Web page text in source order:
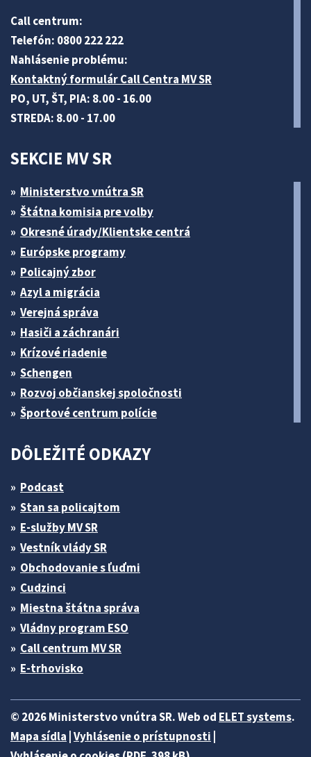
Call centrum:
Telefón: 0800 222 222
Nahlásenie problému:
Kontaktný formulár Call Centra MV SR
PO, UT, ŠT, PIA: 8.00 - 16.00
STREDA: 8.00 - 17.00
SEKCIE MV SR
Ministerstvo vnútra SR
Štátna komisia pre volby
Okresné úrady/Klientske centrá
Európske programy
Policajný zbor
Azyl a migrácia
Verejná správa
Hasiči a záchranári
Krízové riadenie
Schengen
Rozvoj občianskej spoločnosti
Športové centrum polície
DÔLEŽITÉ ODKAZY
Podcast
Stan sa policajtom
E-služby MV SR
Vestník vlády SR
Obchodovanie s ľuďmi
Cudzinci
Miestna štátna správa
Vládny program ESO
Call centrum MV SR
E-trhovisko
© 2026 Ministerstvo vnútra SR. Web od ELET systems.
Mapa sídla Vyhlásenie o prístupnosti